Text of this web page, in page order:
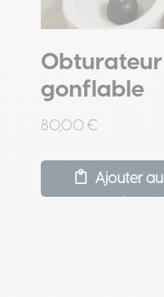
Obturateur
gonflable
80,00 €
Ajouter au